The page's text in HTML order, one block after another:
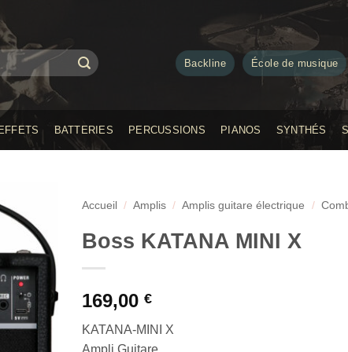
Backline École de musique
BATTERIES PERCUSSIONS PIANOS SYNTHÉS
Accueil / Amplis / Amplis guitare électrique /
Boss KATANA MINI X
169,00€
KATANA-MINI X
Ampli Guitare